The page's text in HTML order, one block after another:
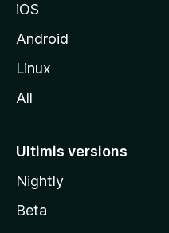
î
t
z
l
a
iOS
Android
Linux
All
Ultimis versions
Nightly
Beta